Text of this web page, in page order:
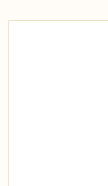
Nynorsk:Ingen